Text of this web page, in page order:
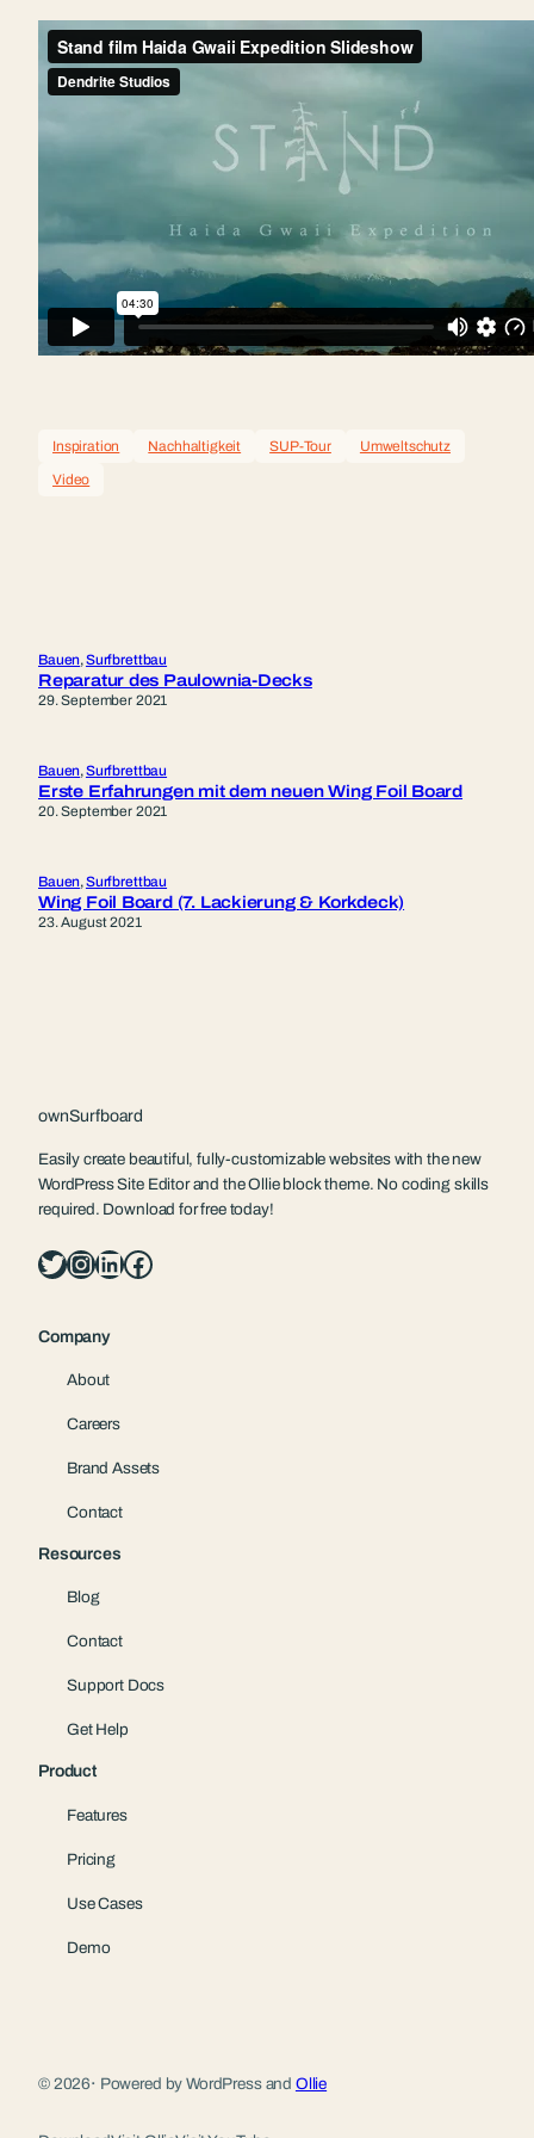
Inspiration Nachhaltigkeit SUP-Tour
Umweltschutz
Video
Bauen, Surfbrettbau
Reparatur des Paulownia-Decks
29. September 2021
Bauen, Surfbrettbau
Erste Erfahrungen mit dem neuen Wing Foil Board
20. September 2021
Bauen, Surfbrettbau
Wing Foil Board (7. Lackierung & Korkdeck)
23. August 2021
ownSurfboard
Easily create beautiful, fully-customizable websites with the new
WordPress Site Editor and the Ollie block theme. No coding skills
required. Download for free today!
Twitter InstagramLinkedIn Facebook
Company
About
Careers
Brand Assets
Contact
Resources
Blog
Contact
Support Docs
Get Help
Product
Features
Pricing
Use Cases
Demo
© 2026· Powered by WordPress and Ollie